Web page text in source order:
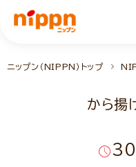
ニップン（NIPPN）トップ
から揚
30